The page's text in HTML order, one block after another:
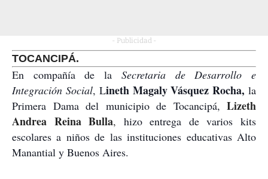
- Publicidad -
TOCANCIPÁ.
En compañía de la Secretaria de Desarrollo e
Integración Social, Lineth Magaly Vásquez Rocha, la
Primera Dama del municipio de Tocancipá, Lizeth
Andrea Reina Bulla, hizo entrega de varios kits
escolares a niños de las instituciones educativas Alto
Manantial y Buenos Aires.